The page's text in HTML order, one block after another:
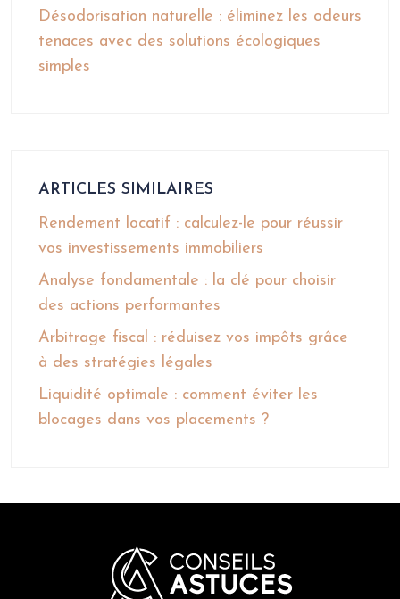
Désodorisation naturelle : éliminez les odeurs
tenaces avec des solutions écologiques
simples
ARTICLES SIMILAIRES
Rendement locatif : calculez-le pour réussir
vos investissements immobiliers
Analyse fondamentale : la clé pour choisir
des actions performantes
Arbitrage fiscal : réduisez vos impôts grâce
à des stratégies légales
Liquidité optimale : comment éviter les
blocages dans vos placements ?